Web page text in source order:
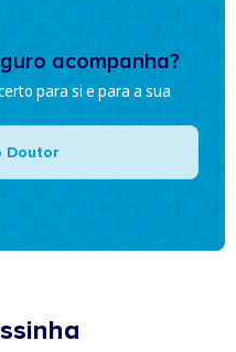
acompanha?
para si e para a sua
Doutor